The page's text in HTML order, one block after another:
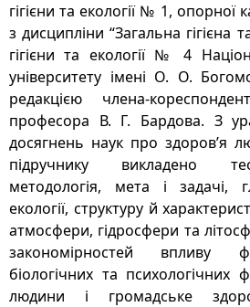
гігієни та екології № 1,
з дисципліни “Загальна гігієна
гігієни та екології № 4
університету імені О. О.
редакцією члена-
професора В. Г. Бардова. З
досягнень наук про здоров’я
підручнику викладено
методологія, мета і задачі,
екології, структуру й
атмосфери, гідросфери та
закономірностей впливу
біологічних та психологічних
людини і громадське